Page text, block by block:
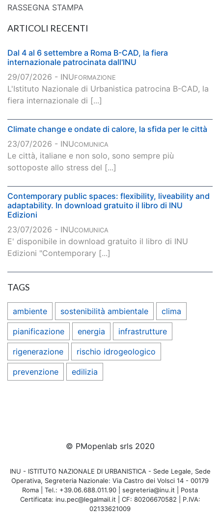
RASSEGNA STAMPA
ARTICOLI RECENTI
Dal 4 al 6 settembre a Roma B-CAD, la fiera
internazionale patrocinata dall'INU
29/07/2026 - INUFORMAZIONE
L'Istituto Nazionale di Urbanistica patrocina B-CAD, la
fiera internazionale di [...]
Climate change e ondate di calore, la sfida per le città
23/07/2026 - INUCOMUNICA
Le città, italiane e non solo, sono sempre più
sottoposte allo stress del [...]
Contemporary public spaces: flexibility, liveability and
adaptability. In download gratuito il libro di INU
Edizioni
23/07/2026 - INUCOMUNICA
E' disponibile in download gratuito il libro di INU
Edizioni "Contemporary [...]
TAGS
ambiente sostenibilità ambientale clima
pianificazione energia infrastrutture
rigenerazione rischio idrogeologico
prevenzione edilizia
© PMopenlab srls 2020
INU - ISTITUTO NAZIONALE DI URBANISTICA - Sede Legale, Sede
Operativa, Segreteria Nazionale: Via Castro dei Volsci 14 - 00179
Roma | Tel.: +39.06.688.011.90 | segreteria@inu.it | Posta
Certificata: inu.pec@legalmail.it | CF: 80206670582 | P.IVA:
02133621009